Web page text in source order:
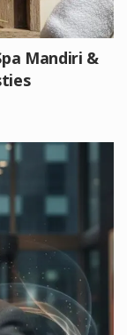
Mandiri &